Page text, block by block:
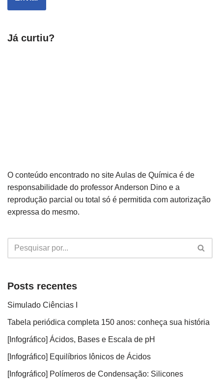
Já curtiu?
O conteúdo encontrado no site Aulas de Química é de
responsabilidade do professor Anderson Dino e a
reprodução parcial ou total só é permitida com autorização
expressa do mesmo.
Posts recentes
Simulado Ciências I
Tabela periódica completa 150 anos: conheça sua história
[Infográfico] Ácidos, Bases e Escala de pH
[Infográfico] Equilíbrios Iônicos de Ácidos
[Infográfico] Polímeros de Condensação: Silicones